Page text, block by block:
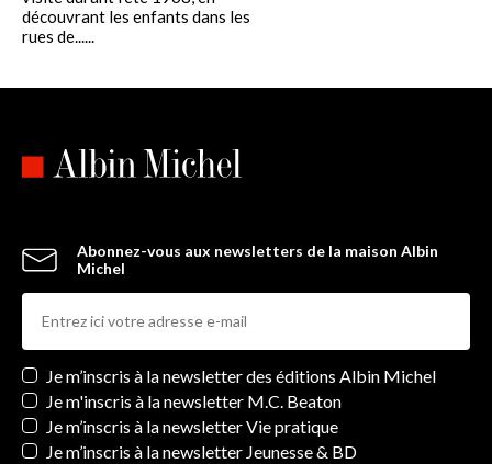
Magazine littéraire)
Une mise en situation des oeuvres et des hommes (
découvrant les enfants dans les
rues de......
Abonnez-vous aux newsletters de la maison Albin
Michel
Newsletters
Je m’inscris à la newsletter des éditions Albin Michel
Je m'inscris à la newsletter M.C. Beaton
Je m’inscris à la newsletter Vie pratique
Je m’inscris à la newsletter Jeunesse & BD